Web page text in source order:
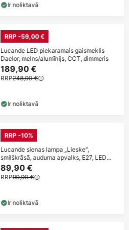
Ir noliktavā
RRP -59,00 €
Lucande LED piekaramais gaismeklis
Daelor, melns/alumīnijs, CCT, dimmeris
189,90 €
RRP248,90 €
Ir noliktavā
RRP -10%
Lucande sienas lampa „Lieske“,
smilškrāsā, auduma apvalks, E27, LED
lasīšanas
89,90 €
RRP99,90 €
Ir noliktavā